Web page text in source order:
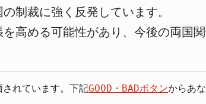
制裁に強く反発しています。
高める可能性があり、今後の両国
されています。下記GOOD・BADボタンからあ